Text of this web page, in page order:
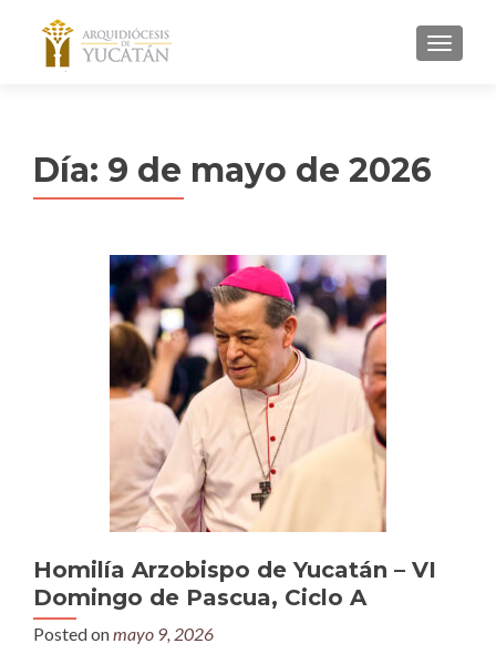
MENU
Día: 9 de mayo de 2026
Homilía Arzobispo de Yucatán – VI
Domingo de Pascua, Ciclo A
Posted onmayo 9, 2026